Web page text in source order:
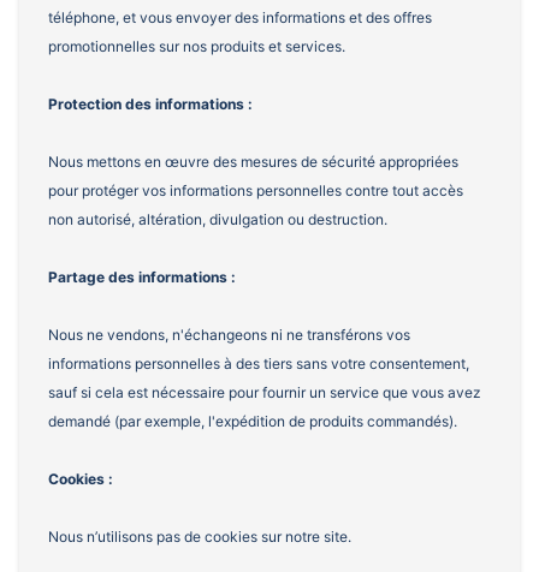
téléphone, et vous envoyer des informations et des offres
promotionnelles sur nos produits et services.
Protection des informations :
Nous mettons en œuvre des mesures de sécurité appropriées
pour protéger vos informations personnelles contre tout accès
non autorisé, altération, divulgation ou destruction.
Partage des informations :
Nous ne vendons, n'échangeons ni ne transférons vos
informations personnelles à des tiers sans votre consentement,
sauf si cela est nécessaire pour fournir un service que vous avez
demandé (par exemple, l'expédition de produits commandés).
Cookies :
Nous n’utilisons pas de cookies sur notre site.